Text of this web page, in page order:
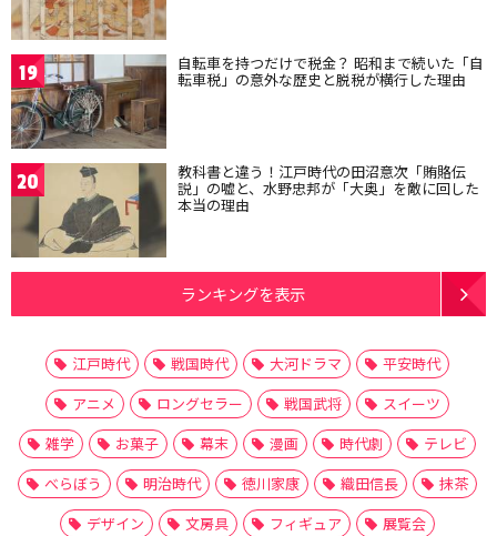
19 自転車を持つだけで税金？ 昭和まで続いた「自
転車税」の意外な歴史と脱税が横行した理由
20 教科書と違う！江戸時代の田沼意次「賄賂伝
説」の嘘と、水野忠邦が「大奥」を敵に回した
本当の理由
ランキングを表示
江戸時代 戦国時代 大河ドラマ
平安時代
アニメ
ロングセラー 戦国武将
スイーツ
雑学
お菓子 幕末 漫画 時代劇
テレビ
べらぼう
明治時代 徳川家康 織田信長
抹茶
デザイン
文房具 フィギュア
展覧会